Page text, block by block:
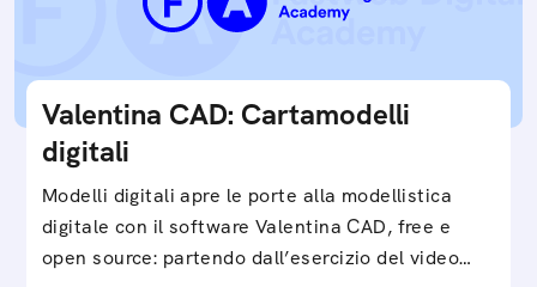
Valentina CAD: Cartamodelli
digitali
Modelli digitali apre le porte alla modellistica
digitale con il software Valentina CAD, free e
open source: partendo dall’esercizio del video…